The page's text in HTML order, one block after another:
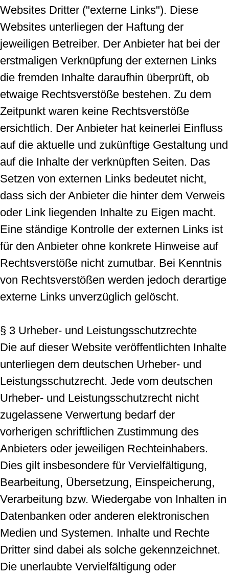
Websites Dritter ("externe Links"). Diese
Websites unterliegen der Haftung der
jeweiligen Betreiber. Der Anbieter hat bei der
erstmaligen Verknüpfung der externen Links
die fremden Inhalte daraufhin überprüft, ob
etwaige Rechtsverstöße bestehen. Zu dem
Zeitpunkt waren keine Rechtsverstöße
ersichtlich. Der Anbieter hat keinerlei Einfluss
auf die aktuelle und zukünftige Gestaltung und
auf die Inhalte der verknüpften Seiten. Das
Setzen von externen Links bedeutet nicht,
dass sich der Anbieter die hinter dem Verweis
oder Link liegenden Inhalte zu Eigen macht.
Eine ständige Kontrolle der externen Links ist
für den Anbieter ohne konkrete Hinweise auf
Rechtsverstöße nicht zumutbar. Bei Kenntnis
von Rechtsverstößen werden jedoch derartige
externe Links unverzüglich gelöscht.
§ 3 Urheber- und Leistungsschutzrechte
Die auf dieser Website veröffentlichten Inhalte
unterliegen dem deutschen Urheber- und
Leistungsschutzrecht. Jede vom deutschen
Urheber- und Leistungsschutzrecht nicht
zugelassene Verwertung bedarf der
vorherigen schriftlichen Zustimmung des
Anbieters oder jeweiligen Rechteinhabers.
Dies gilt insbesondere für Vervielfältigung,
Bearbeitung, Übersetzung, Einspeicherung,
Verarbeitung bzw. Wiedergabe von Inhalten in
Datenbanken oder anderen elektronischen
Medien und Systemen. Inhalte und Rechte
Dritter sind dabei als solche gekennzeichnet.
Die unerlaubte Vervielfältigung oder